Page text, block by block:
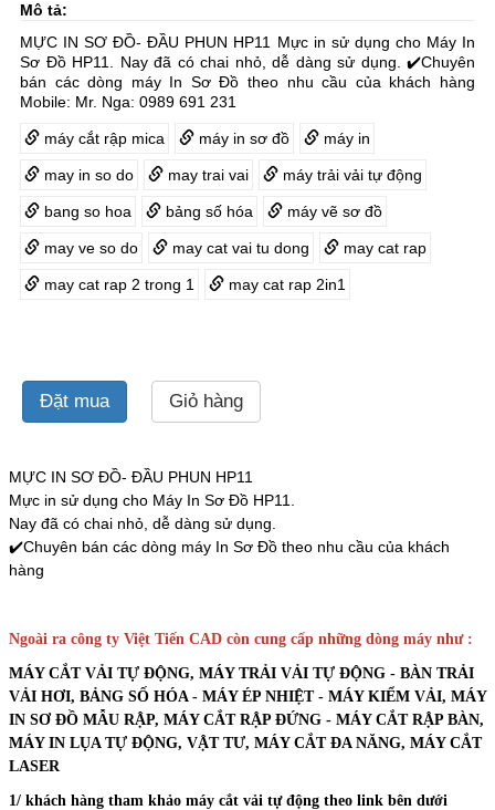
Mô tả:
MỰC IN SƠ ĐỒ- ĐẦU PHUN HP11 Mực in sử dụng cho Máy In
Sơ Đồ HP11. Nay đã có chai nhỏ, dễ dàng sử dụng. ✔️Chuyên
bán các dòng máy In Sơ Đồ theo nhu cầu của khách hàng
Mobile: Mr. Nga: 0989 691 231
máy cắt rập mica máy in sơ đồ máy in
may in so do may trai vai máy trải vải tự động
bang so hoa bảng số hóa máy vẽ sơ đồ
may ve so do may cat vai tu dong may cat rap
may cat rap 2 trong 1 may cat rap 2in1
Đặt mua Giỏ hàng
MỰC IN SƠ ĐỒ- ĐẦU PHUN HP11
Mực in sử dụng cho Máy In Sơ Đồ HP11.
Nay đã có chai nhỏ, dễ dàng sử dụng.
✔️Chuyên bán các dòng máy In Sơ Đồ theo nhu cầu của khách
hàng
Ngoài ra công ty Việt Tiến CAD còn cung cấp những dòng máy như :
MÁY CẮT VẢI TỰ ĐỘNG, MÁY TRẢI VẢI TỰ ĐỘNG - BÀN TRẢI
VẢI HƠI, BẢNG SỐ HÓA - MÁY ÉP NHIỆT - MÁY KIỂM VẢI, MÁY
IN SƠ ĐỒ MẪU RẬP, MÁY CẮT RẬP ĐỨNG - MÁY CẮT RẬP BÀN,
MÁY IN LỤA TỰ ĐỘNG, VẬT TƯ, MÁY CẮT ĐA NĂNG, MÁY CẮT
LASER
1/ khách hàng tham khảo máy cắt vải tự động theo link bên dưới